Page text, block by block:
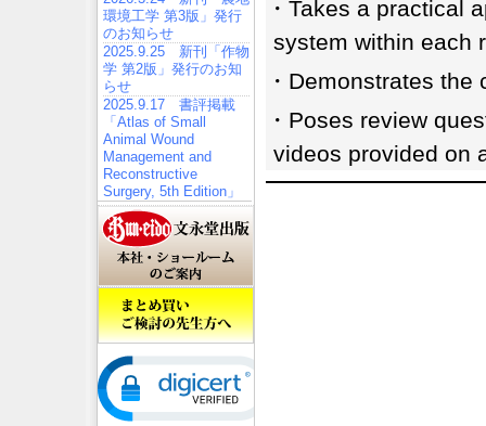
環境工学 第3版」発行
のお知らせ
2025.9.25 新刊「作物
学 第2版」発行のお知
らせ
2025.9.17 書評掲載
「Atlas of Small
Animal Wound
Management and
Reconstructive
Surgery, 5th Edition」
・Takes a practical
system within each
・Demonstrates
・Poses review
videos provided on